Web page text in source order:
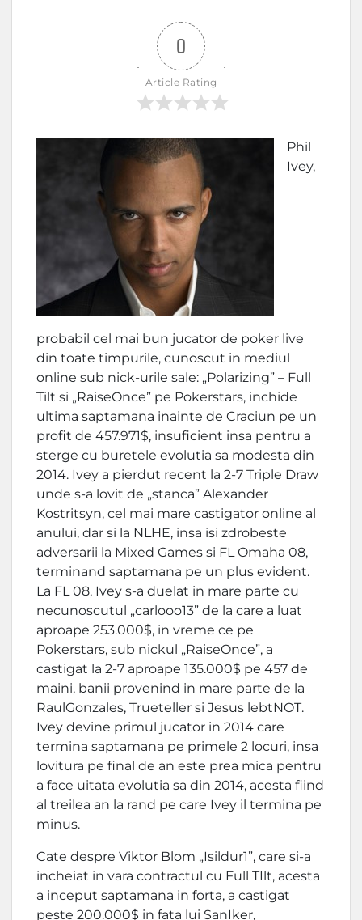
0
Article Rating
Phil
Ivey,
probabil cel mai bun jucator de poker live
din toate timpurile, cunoscut in mediul
online sub nick-urile sale: „Polarizing” – Full
Tilt si „RaiseOnce” pe Pokerstars, inchide
ultima saptamana inainte de Craciun pe un
profit de 457.971$, insuficient insa pentru a
sterge cu buretele evolutia sa modesta din
2014. Ivey a pierdut recent la 2-7 Triple Draw
unde s-a lovit de „stanca” Alexander
Kostritsyn, cel mai mare castigator online al
anului, dar si la NLHE, insa isi zdrobeste
adversarii la Mixed Games si FL Omaha 08,
terminand saptamana pe un plus evident.
La FL 08, Ivey s-a duelat in mare parte cu
necunoscutul „carlooo13” de la care a luat
aproape 253.000$, in vreme ce pe
Pokerstars, sub nickul „RaiseOnce”, a
castigat la 2-7 aproape 135.000$ pe 457 de
maini, banii provenind in mare parte de la
RaulGonzales, Trueteller si Jesus lebtNOT.
Ivey devine primul jucator in 2014 care
termina saptamana pe primele 2 locuri, insa
lovitura pe final de an este prea mica pentru
a face uitata evolutia sa din 2014, acesta fiind
al treilea an la rand pe care Ivey il termina pe
minus.
Cate despre Viktor Blom „Isildur1”, care si-a
incheiat in vara contractul cu Full TIlt, acesta
a inceput saptamana in forta, a castigat
peste 200.000$ in fata lui SanIker,